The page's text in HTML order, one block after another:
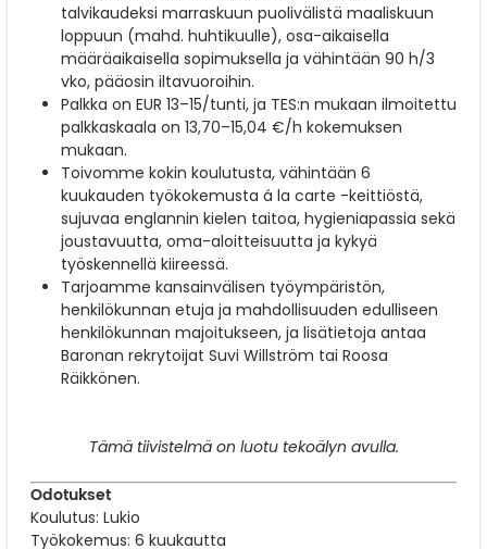
talvikaudeksi marraskuun puolivälistä maaliskuun
loppuun (mahd. huhtikuulle), osa-aikaisella
määräaikaisella sopimuksella ja vähintään 90 h/3
vko, pääosin iltavuoroihin.
Palkka on EUR 13–15/tunti, ja TES:n mukaan ilmoitettu
palkkaskaala on 13,70–15,04 €/h kokemuksen
mukaan.
Toivomme kokin koulutusta, vähintään 6
kuukauden työkokemusta á la carte -keittiöstä,
sujuvaa englannin kielen taitoa, hygieniapassia sekä
joustavuutta, oma-aloitteisuutta ja kykyä
työskennellä kiireessä.
Tarjoamme kansainvälisen työympäristön,
henkilökunnan etuja ja mahdollisuuden edulliseen
henkilökunnan majoitukseen, ja lisätietoja antaa
Baronan rekrytoijat Suvi Willström tai Roosa
Räikkönen.
Tämä tiivistelmä on luotu tekoälyn avulla.
Odotukset
Koulutus: Lukio
Työkokemus: 6 kuukautta